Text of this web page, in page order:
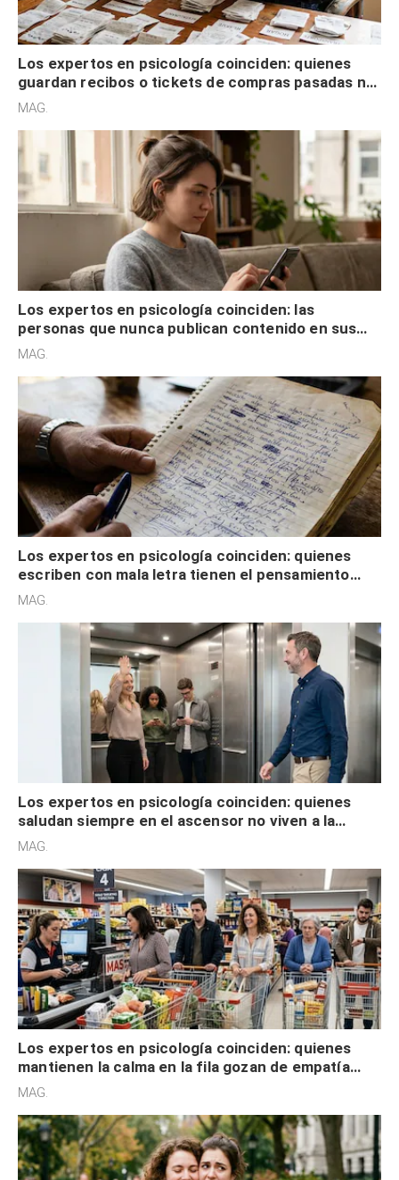
Los expertos en psicología coinciden: quienes
guardan recibos o tickets de compras pasadas no
son acumuladores, sino que tienen necesidad de
MAG.
Los expertos en psicología coinciden: las
personas que nunca publican contenido en sus
redes sociales no pretenden buscar validación
MAG.
Los expertos en psicología coinciden: quienes
escriben con mala letra tienen el pensamiento
acelerado y no lo hacen por desinterés
MAG.
Los expertos en psicología coinciden: quienes
saludan siempre en el ascensor no viven a la
defensiva y tienen apertura social
MAG.
Los expertos en psicología coinciden: quienes
mantienen la calma en la fila gozan de empatía
cognitiva, gratitud y no solo tienen autocontrol
MAG.